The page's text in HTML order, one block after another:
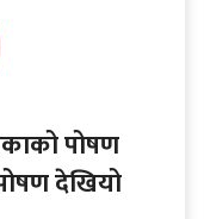
पोषण
देखियो